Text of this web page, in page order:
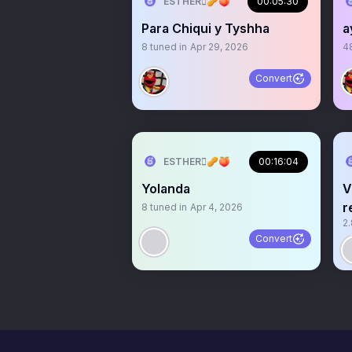
Para Chiqui y Tyshha
8 tuned in Apr 29, 2026
Convert
ESTHER🫆🥜🍑 00:16:04
Yolanda
8 tuned in Apr 4, 2026
Convert